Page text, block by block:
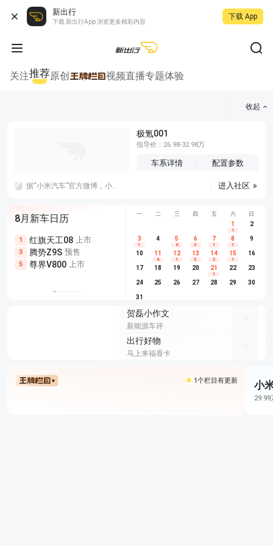
新出行
下载 新出行App 浏览更多精彩内容
下载 App
关注推荐原创 视频直播专题体验
收起
极氪001
指导价：26.98-32.98万
车系详情 配置参数
据“小米汽车”官方微博，小米汽车今天宣布试驾送车模活动再次回归，即日起至 8 月 14 日预约到店试驾任意车型，完成试驾后，可领取一个 1:64 合金车模（款式颜色随机）。 进入社区
8月新车日历
1 红旗天工08 上市
3 腾势Z9S 预售
5 尊界V800 上市
尊界V680 上市
享界G9 预售
别克至境L7 预售
埃安
长城H10
深蓝S05
一 二 三 四 五 六 日
1
1
2
3
1
4 5
6
6
3
7
1
8
1
9
10 11
4
12
1
13
3
14
2
15
1
16
17 18 19 20 21
1
22 23
24 25 26 27 28 29 30
31
贺磊小作文
新能源车评
出行好物
马上来福香卡
1个栏目有更新 小
29.99